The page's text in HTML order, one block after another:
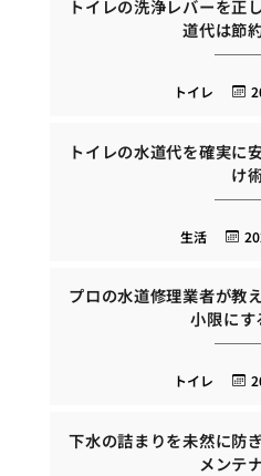
トイレの洗浄レバーを正
道代は節
トイレ
トイレの水道代を確実に
け
生活
プロの水道修理業者が教
小限にす
トイレ
下水の詰まりを未然に防
メンテ